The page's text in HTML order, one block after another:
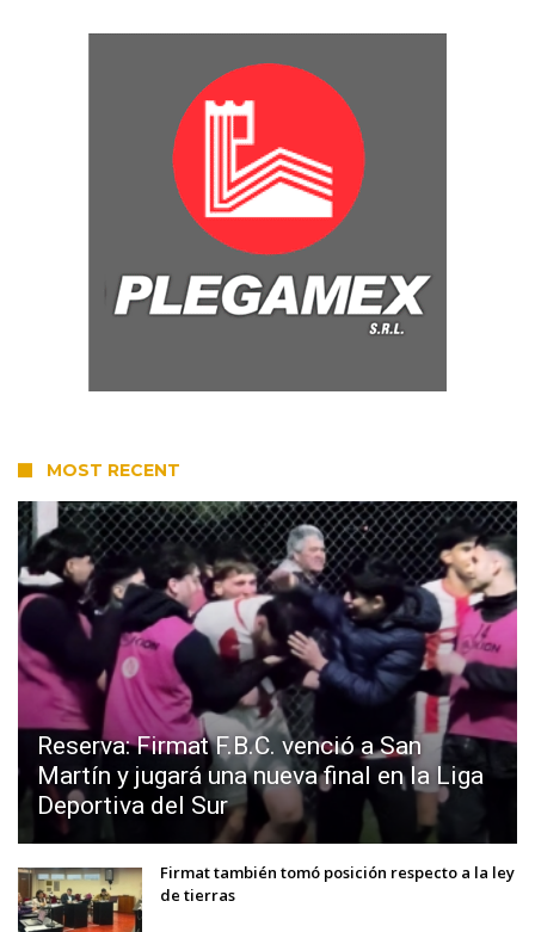
MOST RECENT
Reserva: Firmat F.B.C. venció a San
Martín y jugará una nueva final en la Liga
Deportiva del Sur
Firmat también tomó posición respecto a la ley
de tierras